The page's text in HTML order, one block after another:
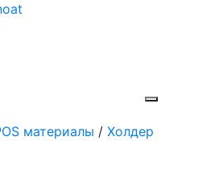
материалы / Холдер